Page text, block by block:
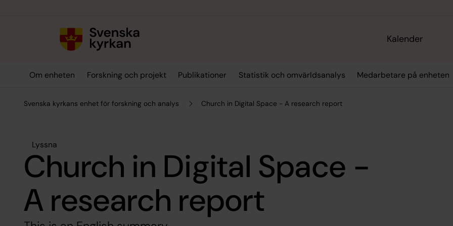
Kalender
Om enheten Forskning och projekt Publikationer Statistik och omvärldsanalys Medarbetare på enheten
Svenska kyrkans enhet för forskning och analys Church in Digital Space - A research report
Lyssna
Church in Digital Space -
A research report